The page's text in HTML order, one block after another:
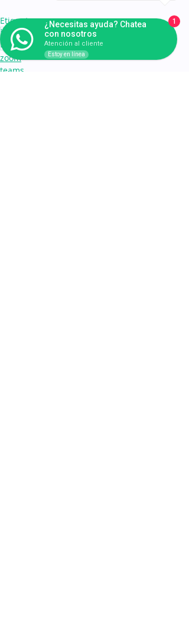
Etiquetas:
internethome officecuarentenavideollamada
microsoft teamsvideoconferencia logitech
zoom
teams
¿Necesitas ayuda? Chatea
con nosotros
Atención al cliente
Estoy en línea
1